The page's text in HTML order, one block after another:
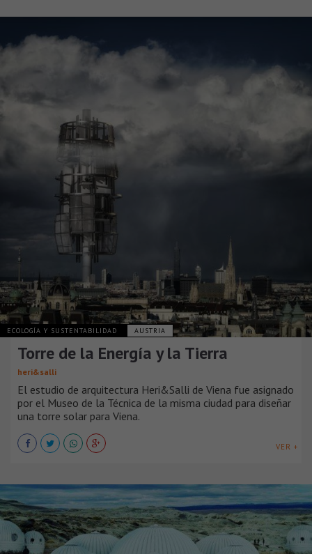
ECOLOGÍA Y SUSTENTABILIDAD AUSTRIA
Torre de la Energía y la Tierra
heri&salli
El estudio de arquitectura Heri&Salli de Viena fue asignado
por el Museo de la Técnica de la misma ciudad para diseñar
una torre solar para Viena.
VER +